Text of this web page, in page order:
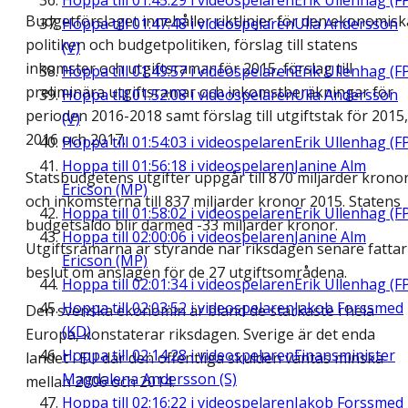
Hoppa till01:47:48i videospelarenUlla Andersson
(V)
Hoppa till01:49:57i videospelarenErik Ullenhag
Hoppa till01:52:08i videospelarenUlla Andersson
(V)
Hoppa till 01:54:03 i videospelarenErik Ullenhag
Hoppa till 01:56:18 i videospelarenJanine Alm
Ericson (MP)
Hoppa till01:58:02 i videospelarenErik Ullenhag
Hoppa till02:00:06i videospelarenJanine Alm
Ericson (MP)
Hoppa till02:01:34i videospelarenErik Ullenhag
Hoppa till02:03:52 i videospelarenJakob Forssmed
(KD)
Hoppa till02:14:28i videospelarenFinansminister
Magdalena Andersson (S)
Hoppa till 02:16:22 i videospelarenJakob Forssmed
Budgetförslaget innehåller riktlinjer för den
politiken och budgetpolitiken, förslag till statens
inkomster och utgiftsramar för 2015, förslag till
preliminära utgiftsramar och inkomstberäkningar för
perioden 2016-2018 samt förslag till utgiftstak för 2015,
2016 och 2017.
Statsbudgetens utgifter uppgår till 870 miljarder
och inkomsterna till 837 miljarder kronor 2015. Statens
budgetsaldo blir därmed -33 miljarder kronor.
Utgiftsramarna är styrande när riksdagen senare fattar
beslut om anslagen för de 27 utgiftsområdena.
Den svenska ekonomin är bland de starkaste i hela
Europa, konstaterar riksdagen. Sverige är det enda
landet i EU där den offentliga skulden väntas minska
mellan 2006 och 2014.